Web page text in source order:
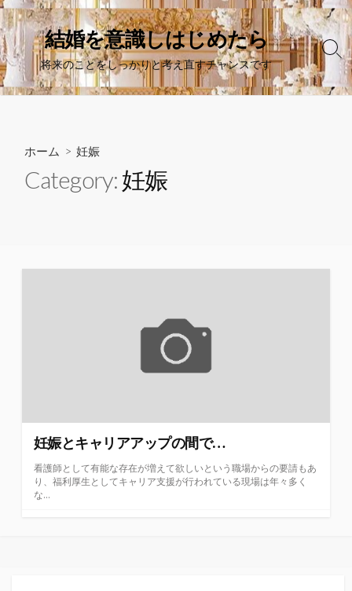
コ
ン
テ
ン
ツ
結婚を意識しはじめたら
将来のことをしっかりと考え直すチャンスです
検
索
切
り
ホーム > 妊娠
Category:妊娠
妊娠とキャリアアップの間で…
看護師として有能な存在が増えて欲しいという職場からの要請もあ
り、福利厚生としてキャリア支援が行われている現場は年々多く
な...